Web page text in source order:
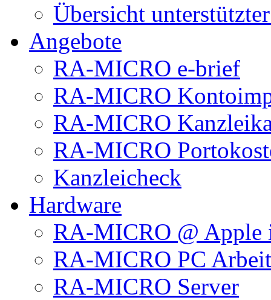
Übersicht
Angebote
RA-MICRO e-brief
RA-MICRO
RA-MICRO
RA-MICRO
Kanzleicheck
Hardware
RA-MICRO @ Apple
RA-MICRO PC
RA-MICRO Server